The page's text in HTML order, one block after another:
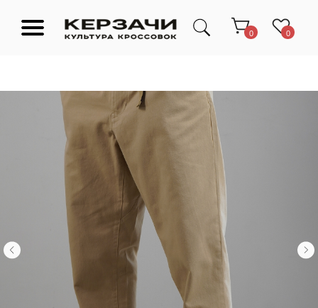
Эксклюзив
Обувь
Подарочные сертификаты
Тюмень Ленина 63
0